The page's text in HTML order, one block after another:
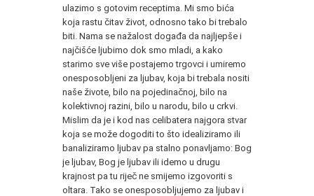
ulazimo s gotovim receptima. Mi smo bića
koja rastu čitav život, odnosno tako bi trebalo
biti. Nama se nažalost događa da najljepše i
najčišće ljubimo dok smo mladi, a kako
starimo sve više postajemo trgovci i umiremo
onesposobljeni za ljubav, koja bi trebala nositi
naše živote, bilo na pojedinačnoj, bilo na
kolektivnoj razini, bilo u narodu, bilo u crkvi.
Mislim da je i kod nas celibatera najgora stvar
koja se može dogoditi to što idealiziramo ili
banaliziramo ljubav pa stalno ponavljamo: Bog
je ljubav, Bog je ljubav ili idemo u drugu
krajnost pa tu riječ ne smijemo izgovoriti s
oltara. Tako se onesposobljujemo za ljubav i